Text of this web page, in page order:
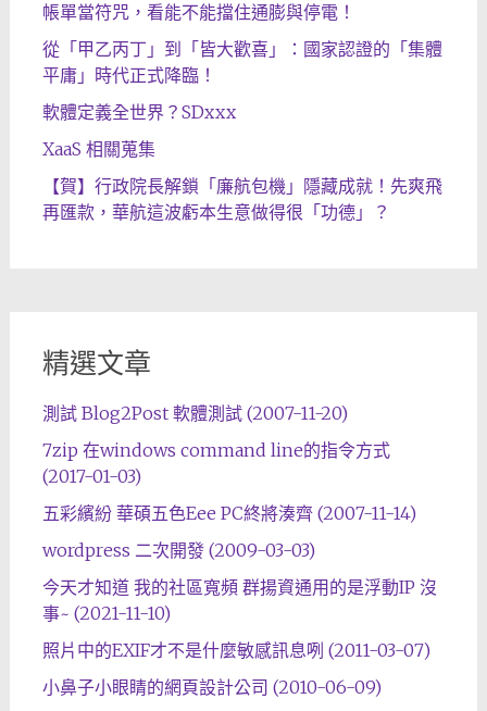
帳單當符咒，看能不能擋住通膨與停電！
從「甲乙丙丁」到「皆大歡喜」：國家認證的「集體
平庸」時代正式降臨！
軟體定義全世界？SDxxx
XaaS 相關蒐集
【賀】行政院長解鎖「廉航包機」隱藏成就！先爽飛
再匯款，華航這波虧本生意做得很「功德」？
精選文章
測試 Blog2Post 軟體測試 (2007-11-20)
7zip 在windows command line的指令方式
(2017-01-03)
五彩繽紛 華碩五色Eee PC終將湊齊 (2007-11-14)
wordpress 二次開發 (2009-03-03)
今天才知道 我的社區寬頻 群揚資通用的是浮動IP 沒
事~ (2021-11-10)
照片中的EXIF才不是什麼敏感訊息咧 (2011-03-07)
小鼻子小眼睛的網頁設計公司 (2010-06-09)